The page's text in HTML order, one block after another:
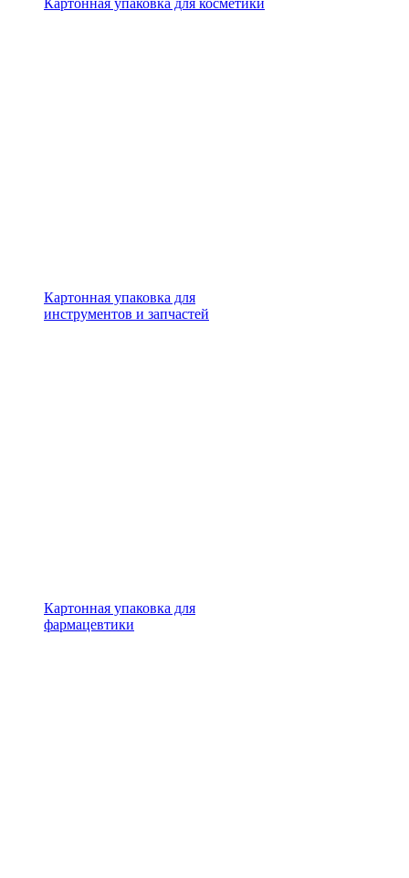
Картонная упаковка для
инструментов и запчастей
Картонная упаковка для
фармацевтики